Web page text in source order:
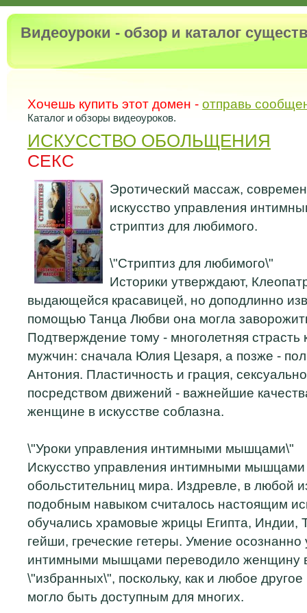
Видеоуроки - обзор и каталог
Хочешь купить этот домен - отправь
Каталог и обзоры видеоуроков.
ИСКУССТВО ОБОЛЬЩЕНИЯ
СЕКС
Эротический массаж,
искусство управления
стриптиз для любимого.
\"Стриптиз для любимого\"
Историки утверждают,
выдающейся красавицей, но доподлинно
помощью Танца Любви она могла
Подтверждение тому - многолетняя страсть
мужчин: сначала Юлия Цезаря, а позже -
Антония. Пластичность и грация,
посредством движений - важнейшие
женщине в искусстве соблазна.
\"Уроки управления интимными мышцами\"
Искусство управления интимными мышцами
обольстительниц мира. Издревле, в любой
подобным навыком считалось настоящим
обучались храмовые жрицы Египта, Индии,
гейши, греческие гетеры. Умение осознанно
интимными мышцами переводило женщину
\"избранных\", поскольку, как и любое
могло быть доступным для многих.